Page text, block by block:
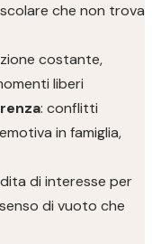
che non trova
costante,
liberi
: conflitti
in famiglia,
di interesse per
di vuoto che